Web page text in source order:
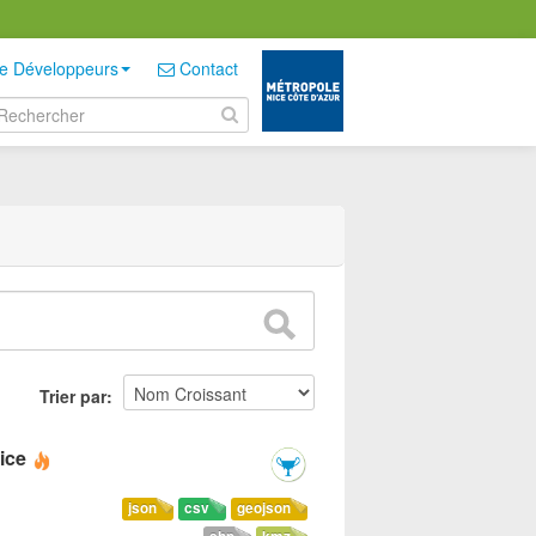
Développeurs Contact
Trier par
geojson
csv
json